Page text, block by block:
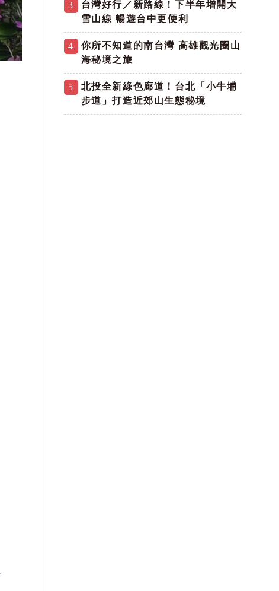
3
台灣好行／新路線！下半年增開大
雪山線 暢遊台中更便利
4
你所不知道的南台灣 高雄觀光圈山
海秘境之旅
5
北投全新綠色廊道！台北「小牛埔
步道」打造近郊山生態秘境